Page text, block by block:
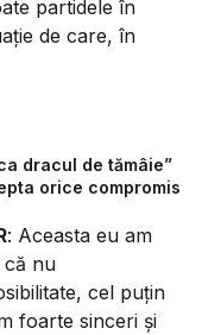
partidele în
de care, în
dracul de tămâie”
orice compromis
: Aceasta eu am
că nu
cel puțin
foarte sinceri și